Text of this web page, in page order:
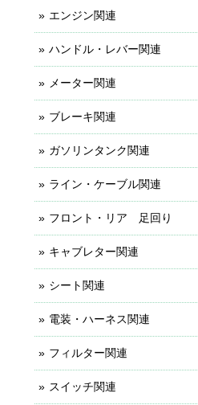
エンジン関連
ハンドル・レバー関連
メーター関連
ブレーキ関連
ガソリンタンク関連
ライン・ケーブル関連
フロント・リア 足回り
キャブレター関連
シート関連
電装・ハーネス関連
フィルター関連
スイッチ関連